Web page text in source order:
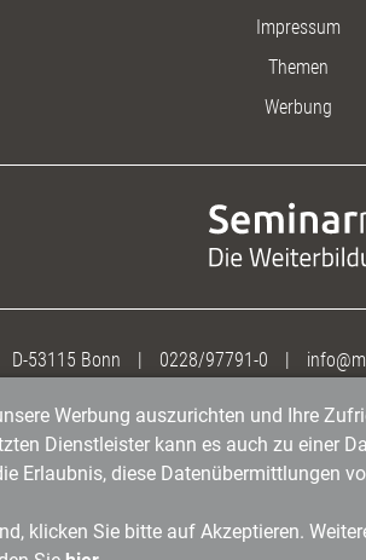
Impressum
Themen
Werbung
D-53115 Bonn | 0228/97791-0 |
Werbung auszurichten und Ihre
Dienstleister kann es auch zu einer
Erlaubnis, diese Datenübermittlungen
klicken Sie bitte auf Akzeptieren.